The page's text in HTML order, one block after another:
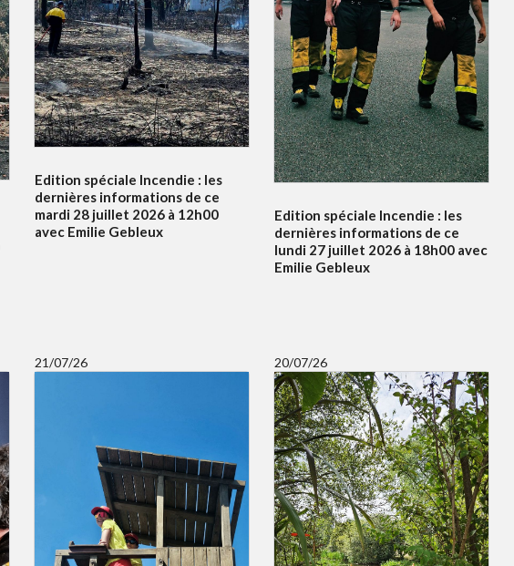
Edition spéciale Incendie : les
dernières informations de ce
mardi 28 juillet 2026 à 12h00
avec Emilie Gebleux
Edition spéciale Incendie : les
dernières informations de ce
lundi 27 juillet 2026 à 18h00 avec
Emilie Gebleux
21/07/26 20/07/26